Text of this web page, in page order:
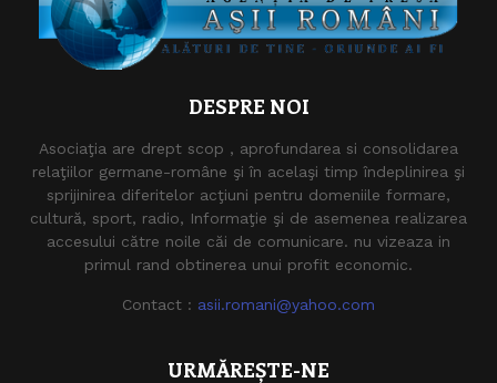
DESPRE NOI
Asociaţia are drept scop , aprofundarea si consolidarea
relaţiilor germane-române şi în acelaşi timp îndeplinirea şi
sprijinirea diferitelor acţiuni pentru domeniile formare,
cultură, sport, radio, Informaţie şi de asemenea realizarea
accesului către noile căi de comunicare. nu vizeaza in
primul rand obtinerea unui profit economic.
Contact : asii.romani@yahoo.com
URMĂREȘTE-NE